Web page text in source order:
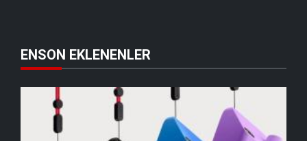
ENSON EKLENENLER